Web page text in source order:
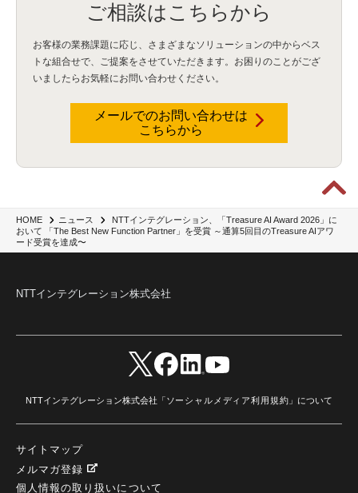
HOME ニュース
NTTインテグレーション、「Treasure AI Award 2026」に
おいて 「The Best New Function Partner」を受賞 ～通算5回目のTreasure AIアワ
ード受賞を達成〜
ご相談はこちらから
お客様の業務課題に応じ、さまざまなソリューションの中からベス
トな組合せで、
ご提案をさせていただきます。お困りのことがござ
いましたらお気軽にお問い合わせください。
メールでのお問い合わせは
こちらから
NTTインテグレーション株式会社
NTTインテグレーション株式会社「 ソーシャルメディア利用規約 」について
サイトマップ
メルマガ登録
個人情報の取り扱いについて